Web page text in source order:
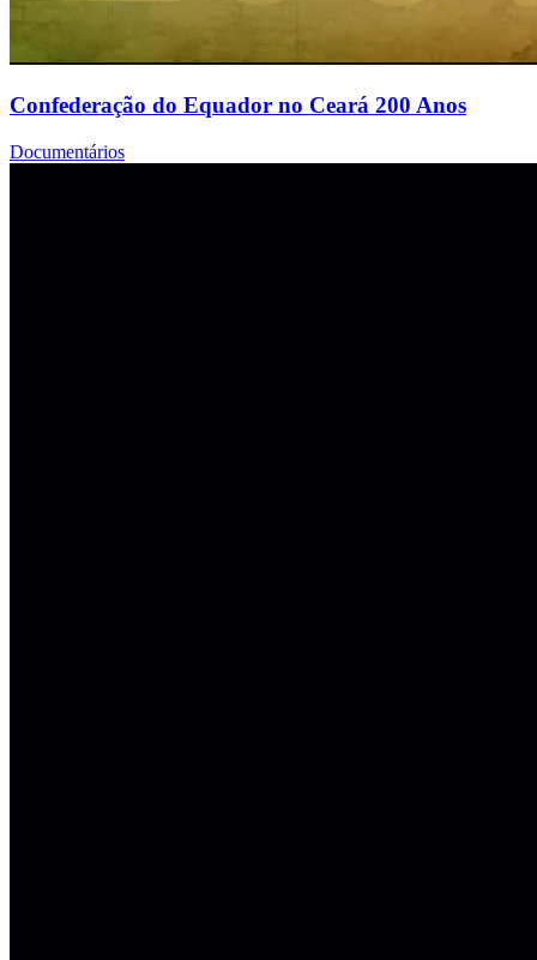
Confederação do Equador no Ceará 200 Anos
Documentários